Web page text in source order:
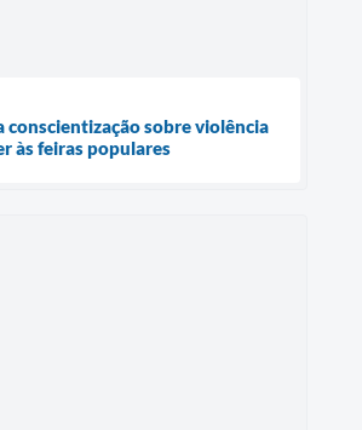
conscientização sobre violência
às feiras populares